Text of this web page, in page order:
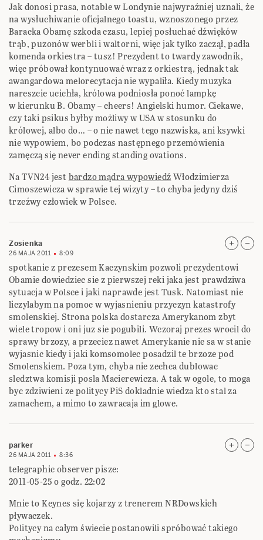
Jak donosi prasa, notable w Londynie najwyraźniej uznali, że
na wysłuchiwanie oficjalnego toastu, wznoszonego przez
Baracka Obamę szkoda czasu, lepiej posłuchać dźwięków
trąb, puzonów werbli i waltorni, więc jak tylko zaczął, padła
komenda orkiestra – tusz! Prezydent to twardy zawodnik,
więc próbował kontynuować wraz z orkiestrą, jednak tak
awangardowa melorecytacja nie wypaliła. Kiedy muzyka
nareszcie ucichła, królowa podniosła ponoć lampkę
w kierunku B. Obamy – cheers! Angielski humor. Ciekawe,
czy taki psikus byłby możliwy w USA w stosunku do
królowej, albo do… – o nie nawet tego nazwiska, ani ksywki
nie wypowiem, bo podczas następnego przemówienia
zamęczą się never ending standing ovations.
Na TVN24 jestbardzo mądra wypowiedźWłodzimierza
Cimoszewicza w sprawie tej wizyty – to chyba jedyny dziś
trzeźwy człowiek w Polsce.
Zosienka
26 MAJA 2011 8:09
spotkanie z prezesem Kaczynskim pozwoli prezydentowi
Obamie dowiedziec sie z pierwszej reki jaka jest prawdziwa
sytuacja w Polsce i jaki naprawde jest Tusk. Natomiast nie
liczylabym na pomoc w wyjasnieniu przyczyn katastrofy
smolenskiej. Strona polska dostarcza Amerykanom zbyt
wiele tropow i oni juz sie pogubili. Wczoraj prezes wrocil do
sprawy brzozy, a przeciez nawet Amerykanie nie sa w stanie
wyjasnic kiedy i jaki komsomolec posadzil te brzoze pod
Smolenskiem. Poza tym, chyba nie zechca dublowac
sledztwa komisji posla Macierewicza. A tak w ogole, to moga
byc zdziwieni ze politycy PiS dokladnie wiedza kto stal za
zamachem, a mimo to zawracaja im glowe.
parker
26 MAJA 2011 8:36
telegraphic observer pisze:
2011-05-25 o godz. 22:02
Mnie to Keynes się kojarzy z trenerem NRDowskich
pływaczek.
Politycy na całym świecie postanowili spróbować takiego